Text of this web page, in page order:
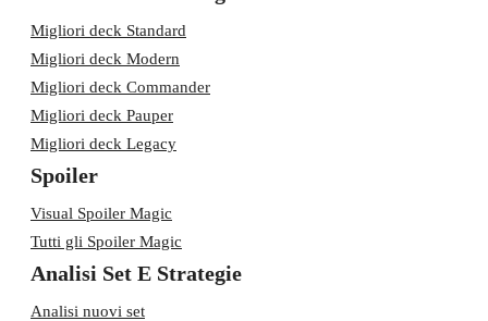
Migliori deck Standard
Migliori deck Modern
Migliori deck Commander
Migliori deck Pauper
Migliori deck Legacy
Spoiler
Visual Spoiler Magic
Tutti gli Spoiler Magic
Analisi Set E Strategie
Analisi nuovi set